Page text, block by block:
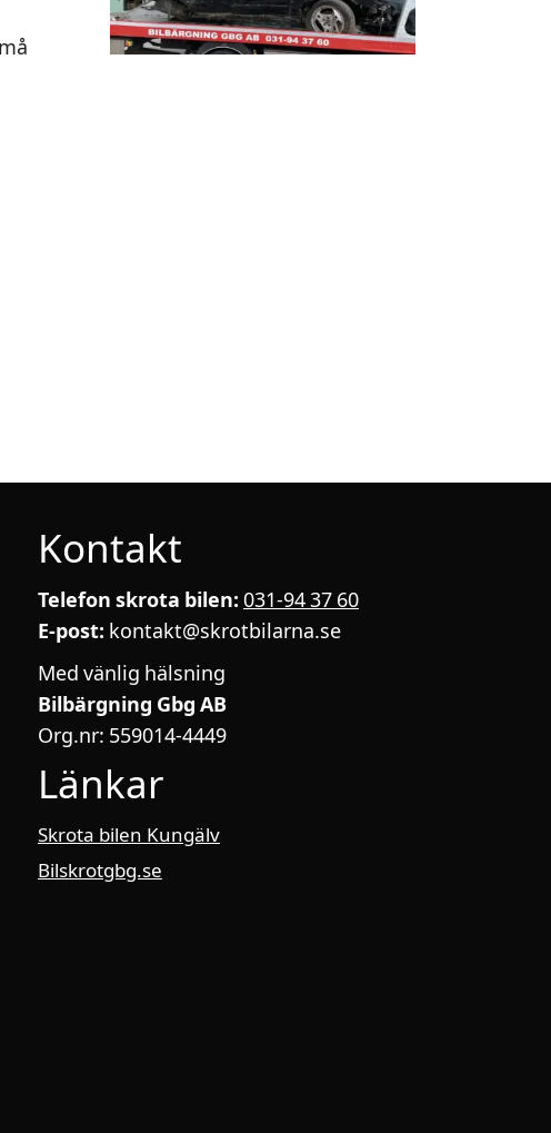
Kontakt
Telefon skrota bilen: 031-94 37 60
E-post: kontakt@skrotbilarna.se
Med vänlig hälsning
Bilbärgning Gbg AB
Org.nr: 559014-4449
Länkar
Skrota bilen Kungälv
Bilskrotgbg.se